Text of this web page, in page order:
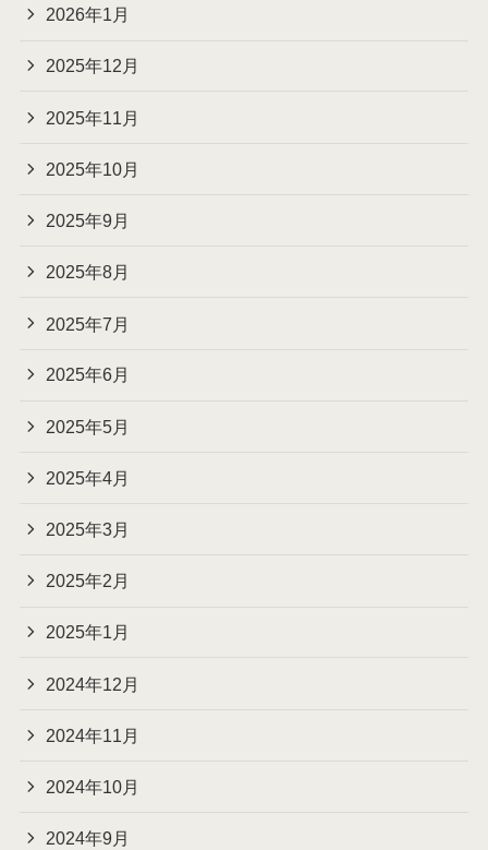
2026年1月
2025年12月
2025年11月
2025年10月
2025年9月
2025年8月
2025年7月
2025年6月
2025年5月
2025年4月
2025年3月
2025年2月
2025年1月
2024年12月
2024年11月
2024年10月
2024年9月